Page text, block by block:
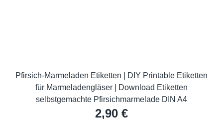
Pfirsich-Marmeladen Etiketten | DIY Printable Etiketten
für Marmeladengläser | Download Etiketten
selbstgemachte Pfirsichmarmelade DIN A4
2,90 €